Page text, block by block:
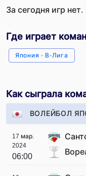
За сегодня игр нет.
Где играет
Япония - В-Лига
Как сыграла
ВОЛЕЙБОЛ
17 мар.
2024
06:00